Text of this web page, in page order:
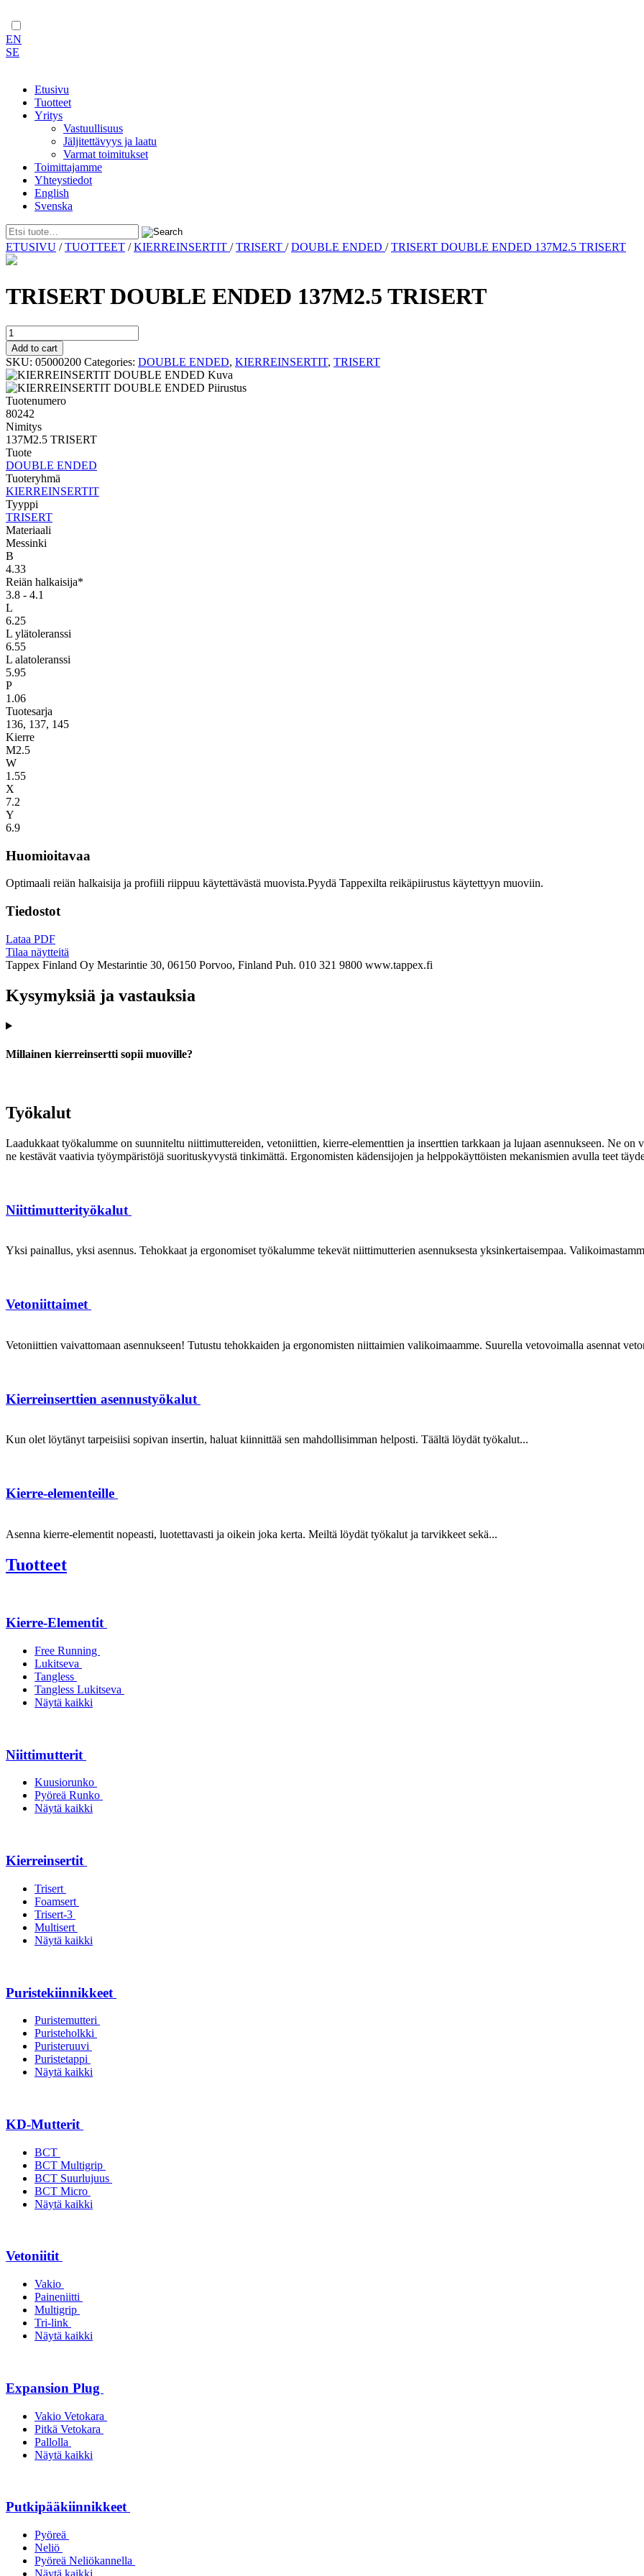
EN
SE
Etusivu
Tuotteet
Yritys
Vastuullisuus
Jäljitettävyys ja laatu
Varmat toimitukset
Toimittajamme
Yhteystiedot
English
Svenska
Skip
to
ETUSIVU /TUOTTEET /KIERREINSERTIT /TRISERT /DOUBLE ENDED /TRISERT DOUBLE ENDED 137M2.5 TRISERT
TRISERT DOUBLE ENDED 137M2.5 TRISERT
TRISERT
DOUBLE
ENDED
137M2.5
TRISERT
quantity
Add to cart
SKU: 05000200 Categories: DOUBLE ENDED, KIERREINSERTIT, TRISERT
Tuotenumero
80242
Nimitys
137M2.5 TRISERT
Tuote
DOUBLE ENDED
Tuoteryhmä
KIERREINSERTIT
Tyyppi
TRISERT
Materiaali
Messinki
B
4.33
Reiän halkaisija*
3.8 - 4.1
L
6.25
L ylätoleranssi
6.55
L alatoleranssi
5.95
P
1.06
Tuotesarja
136, 137, 145
Kierre
M2.5
W
1.55
X
7.2
Y
6.9
Huomioitavaa
Optimaali reiän halkaisija ja profiili riippuu käytettävästä muovista.Pyydä Tappexilta reikäpiirustus käytettyyn muoviin.
Tiedostot
Lataa PDF
Tilaa näytteitä
Tappex Finland Oy Mestarintie 30, 06150 Porvoo, Finland Puh. 010 321 9800 www.tappex.fi
Kysymyksiä ja vastauksia
Millainen kierreinsertti sopii muoville?
Työkalut
Laadukkaat työkalumme on suunniteltu niittimuttereiden, vetoniittien, kierre-elementtien ja inserttien tarkkaan ja lujaan asennukseen. Ne on
ne kestävät vaativia työympäristöjä suorituskyvystä tinkimättä. Ergonomisten kädensijojen ja helppokäyttöisten mekanismien avulla teet
Niittimutterityökalut
Yksi painallus, yksi asennus. Tehokkaat ja ergonomiset työkalumme tekevät niittimutterien asennuksesta yksinkertaisempaa.
Vetoniittaimet
Vetoniittien vaivattomaan asennukseen! Tutustu tehokkaiden ja ergonomisten niittaimien valikoimaamme. Suurella vetovoimalla asennat
Kierreinserttien asennustyökalut
Kun olet löytänyt tarpeisiisi sopivan insertin, haluat kiinnittää sen mahdollisimman helposti. Täältä löydät työkalut...
Kierre-elementeille
Asenna kierre-elementit nopeasti, luotettavasti ja oikein joka kerta. Meiltä löydät työkalut ja tarvikkeet sekä...
Tuotteet
Kierre-Elementit
Free Running
Lukitseva
Tangless
Tangless Lukitseva
Näytä kaikki
Niittimutterit
Kuusiorunko
Pyöreä Runko
Näytä kaikki
Kierreinsertit
Trisert
Foamsert
Trisert-3
Multisert
Näytä kaikki
Puristekiinnikkeet
Puristemutteri
Puristeholkki
Puristeruuvi
Puristetappi
Näytä kaikki
KD-Mutterit
BCT
BCT Multigrip
BCT Suurlujuus
BCT Micro
Näytä kaikki
Vetoniitit
Vakio
Paineniitti
Multigrip
Tri-link
Näytä kaikki
Expansion Plug
Vakio Vetokara
Pitkä Vetokara
Pallolla
Näytä kaikki
Putkipääkiinnikkeet
Pyöreä
Neliö
Pyöreä Neliökannella
Näytä kaikki